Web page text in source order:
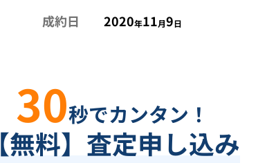
成約日 2020年11月9日
30秒でカンタン！
【無料】査定申し込み